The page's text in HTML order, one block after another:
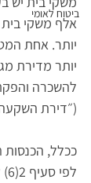
ביטוח לאומי
אלף משקי בית
יותר. אחת
יותר מדירת
להשכרה
(״דירת
ככלל, הכנסות